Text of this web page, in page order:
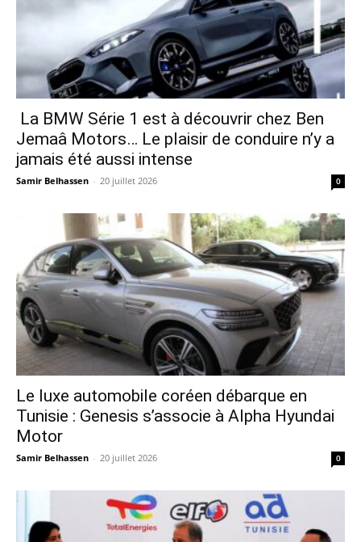
La BMW Série 1 est à découvrir chez Ben
Jemaâ Motors… Le plaisir de conduire n’y a
jamais été aussi intense
Samir Belhassen - 20 juillet 2026 0
Le luxe automobile coréen débarque en
Tunisie : Genesis s’associe à Alpha Hyundai
Motor
Samir Belhassen - 20 juillet 2026 0